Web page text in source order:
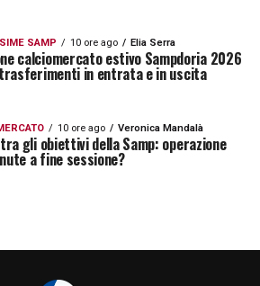
SAMP 10 ore ago Elia Serra
calciomercato estivo Sampdoria 2026
trasferimenti in entrata e in uscita
10 ore ago Veronica Mandalà
gli obiettivi della Samp: operazione
a fine sessione?